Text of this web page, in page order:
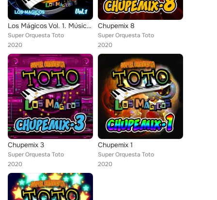
Los Mágicos Vol. 1. Música de Guatemala para los Latinos (En Vivo)
Super Orquesta Toto
2020
Chupemix 8
Super Orquesta Toto
2020
Chupemix 3
Super Orquesta Toto
2020
Chupemix 1
Super Orquesta Toto
2020